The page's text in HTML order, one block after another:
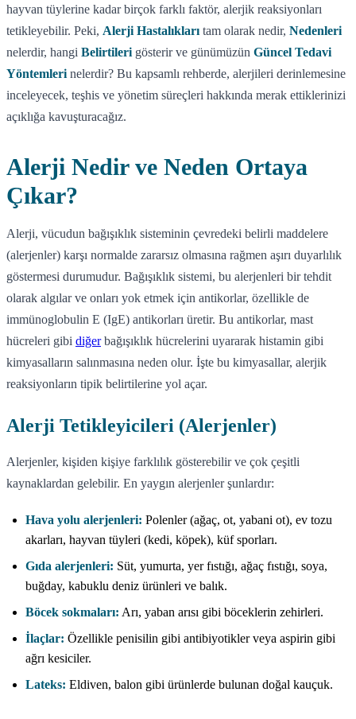
hayvan tüylerine kadar birçok farklı faktör, alerjik reaksiyonları
tetikleyebilir. Peki, Alerji Hastalıkları tam olarak nedir, Nedenleri
nelerdir, hangi Belirtileri gösterir ve günümüzün Güncel Tedavi
Yöntemleri nelerdir? Bu kapsamlı rehberde, alerjileri derinlemesine
inceleyecek, teşhis ve yönetim süreçleri hakkında merak ettiklerinizi
açıklığa kavuşturacağız.
Alerji Nedir ve Neden Ortaya
Çıkar?
Alerji, vücudun bağışıklık sisteminin çevredeki belirli maddelere
(alerjenler) karşı normalde zararsız olmasına rağmen aşırı duyarlılık
göstermesi durumudur. Bağışıklık sistemi, bu alerjenleri bir tehdit
olarak algılar ve onları yok etmek için antikorlar, özellikle de
immünoglobulin E (IgE) antikorları üretir. Bu antikorlar, mast
hücreleri gibi diğerbağışıklık hücrelerini uyararak histamin gibi
kimyasalların salınmasına neden olur. İşte bu kimyasallar, alerjik
reaksiyonların tipik belirtilerine yol açar.
Alerji Tetikleyicileri (Alerjenler)
Alerjenler, kişiden kişiye farklılık gösterebilir ve çok çeşitli
kaynaklardan gelebilir. En yaygın alerjenler şunlardır:
Hava yolu alerjenleri: Polenler (ağaç, ot, yabani ot), ev tozu
akarları, hayvan tüyleri (kedi, köpek), küf sporları.
Gıda alerjenleri: Süt, yumurta, yer fıstığı, ağaç fıstığı, soya,
buğday, kabuklu deniz ürünleri ve balık.
Böcek sokmaları: Arı, yaban arısı gibi böceklerin zehirleri.
İlaçlar: Özellikle penisilin gibi antibiyotikler veya aspirin gibi
ağrı kesiciler.
Lateks: Eldiven, balon gibi ürünlerde bulunan doğal kauçuk.